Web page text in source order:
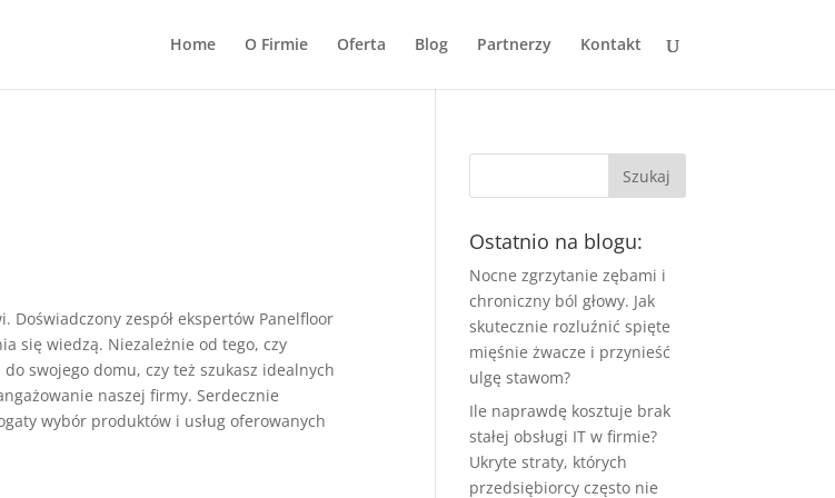
Home O Firmie Oferta Blog Partnerzy Kontakt
Doświadczony zespół ekspertów Panelfloor
się wiedzą. Niezależnie od tego, czy
swojego domu, czy też szukasz idealnych
naszej firmy. Serdecznie
wybór produktów i usług oferowanych
Ostatnio na blogu:
Nocne zgrzytanie zębami i
chroniczny ból głowy. Jak
skutecznie rozluźnić spięte
mięśnie żwacze i przynieść
ulgę stawom?
Ile naprawdę kosztuje brak
stałej obsługi IT w firmie?
Ukryte straty, których
przedsiębiorcy często nie